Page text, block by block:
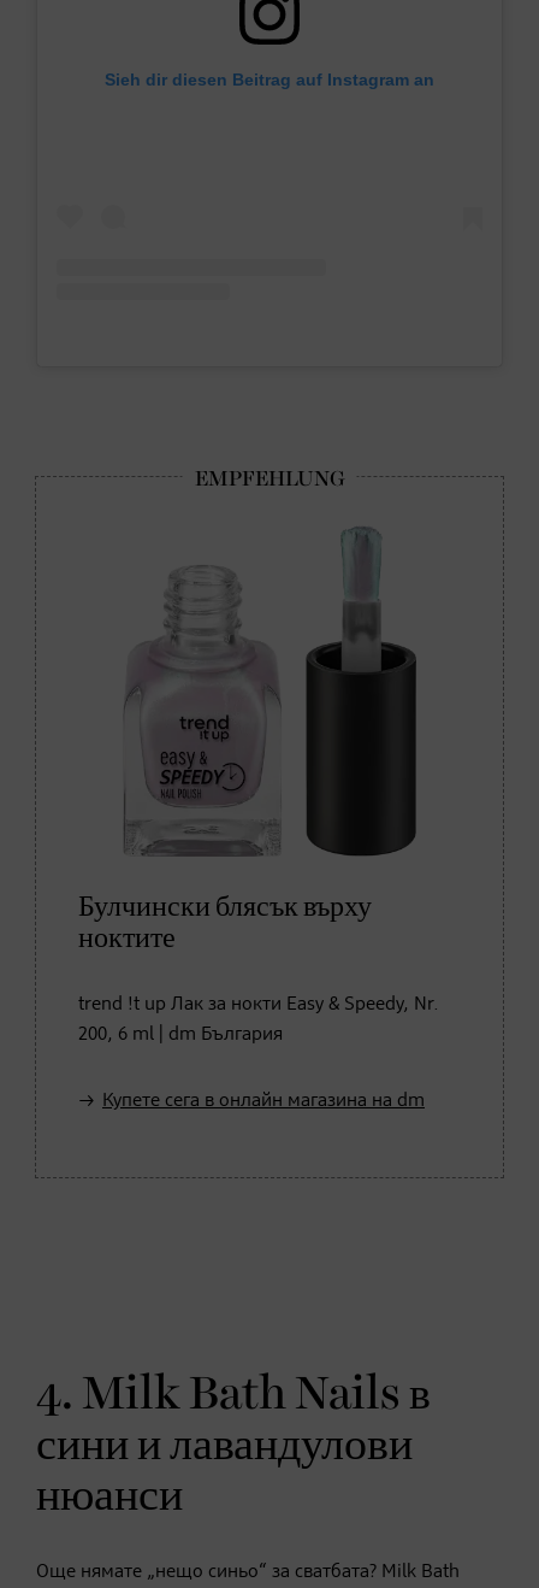
Sieh dir diesen Beitrag auf Instagram an
Булчински блясък върху
ноктите
trend !t up Лак за нокти Easy & Speedy, Nr.
200, 6 ml | dm България
Купете сега в онлайн магазина на dm
4. Milk Bath Nails в
сини и лавандулови
нюанси
Още нямате „нещо синьо“ за сватбата? Milk Bath